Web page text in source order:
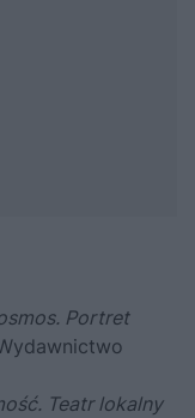
Portret
Teatr lokalny